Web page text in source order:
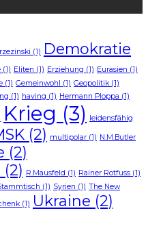
(1) Demokratie
(1) Eliten (1) Erziehung (1) Eurasien (1)
(1) Gemeinwohl (1) Geopolitik(1)
(1) having (1) Hermann Ploppa (1)
Krieg (3) leidensfähig
(2) multipolar (1) N.M.Butler
(2)
(2) R.Mausfeld (1) Rainer Rotfuss (1)
(1) Syrien (1) The New
(1) Ukraine (2)